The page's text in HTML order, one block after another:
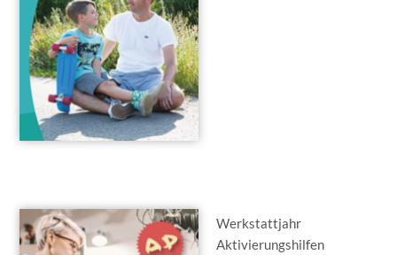
Werkstattjahr
Aktivierungshilfen